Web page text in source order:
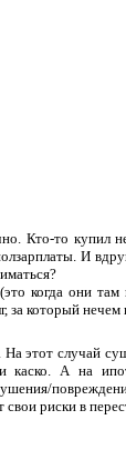
Кто-то купил
И
когда они
за который
этот случай
А на
риски в